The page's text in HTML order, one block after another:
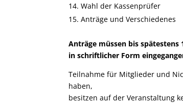
Wahl der Kassenprüfer
Anträge und Verschiedenes
Anträge müssen bis spätestens
in schriftlicher Form
Teilnahme für Mitglieder und
haben,
besitzen auf der Veranstaltung